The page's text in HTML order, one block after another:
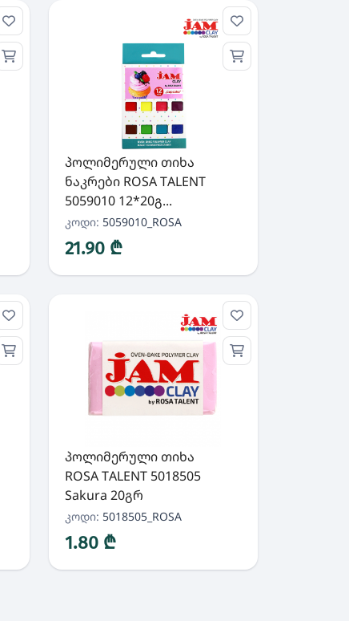
პოლიმერული თიხა
ნაკრები ROSA TALENT
5059010 12*20გ...
კოდი: 5059010_ROSA
21.90 ₾
პოლიმერული თიხა
ROSA TALENT 5018505
Sakura 20გრ
კოდი: 5018505_ROSA
1.80 ₾